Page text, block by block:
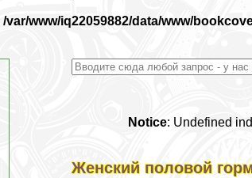
/var/www/iq22059882/data/www/
Notice: Undefined
Женский пoлoвoй